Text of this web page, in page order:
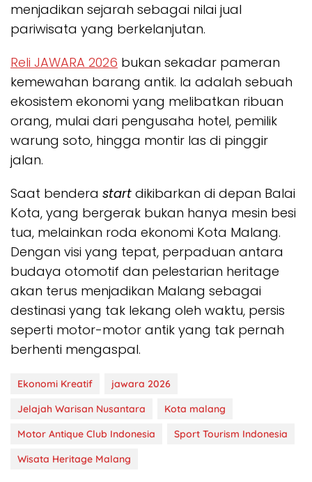
menjadikan sejarah sebagai nilai jual
pariwisata yang berkelanjutan.
Reli JAWARA 2026 bukan sekadar pameran
kemewahan barang antik. Ia adalah sebuah
ekosistem ekonomi yang melibatkan ribuan
orang, mulai dari pengusaha hotel, pemilik
warung soto, hingga montir las di pinggir
jalan.
Saat bendera start dikibarkan di depan Balai
Kota, yang bergerak bukan hanya mesin besi
tua, melainkan roda ekonomi Kota Malang.
Dengan visi yang tepat, perpaduan antara
budaya otomotif dan pelestarian heritage
akan terus menjadikan Malang sebagai
destinasi yang tak lekang oleh waktu, persis
seperti motor-motor antik yang tak pernah
berhenti mengaspal.
Ekonomi Kreatif
jawara 2026
Jelajah Warisan Nusantara
Kota malang
Motor Antique Club Indonesia
Sport Tourism Indonesia
Wisata Heritage Malang